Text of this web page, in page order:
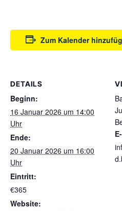
Zum Kalender
DETAILS
Beginn:
16 Januar 2026 um 14:00
Uhr
Ende:
20 Januar 2026 um 16:00
Uhr
Eintritt:
€365
Website: